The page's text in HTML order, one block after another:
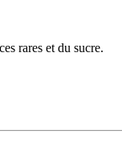
rares et du sucre.